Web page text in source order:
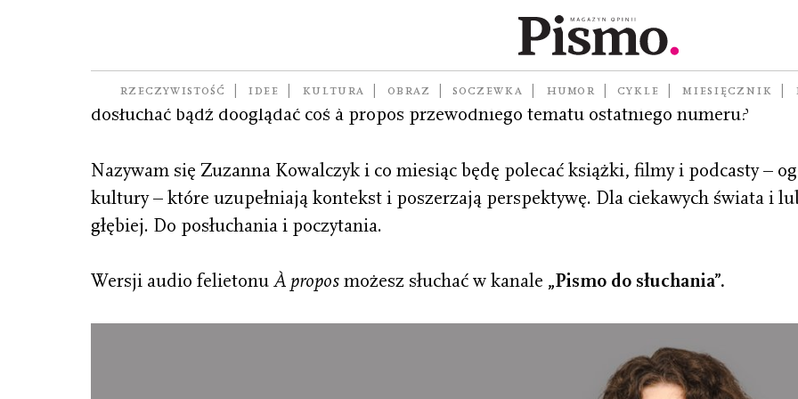
RZECZYWISTOŚĆ IDEE KULTURA OBRAZ SOCZEWKA HUMOR CYKLE MIESIĘCZNIK
Pismo to aż i zaledwie 96 stron. Czujesz niedosyt po jego lekturze? Chciałabyś lub
dosłuchać bądź dooglądać coś à propos przewodniego tematu ostatniego numeru?
Nazywam się Zuzanna Kowalczyk i co miesiąc będę polecać książki, filmy i podcasty –
kultury – które uzupełniają kontekst i poszerzają perspektywę. Dla ciekawych świata i
głębiej. Do posłuchania i poczytania.
Wersji audio felietonu À propos możesz słuchać w kanale „Pismo do słuchania”.